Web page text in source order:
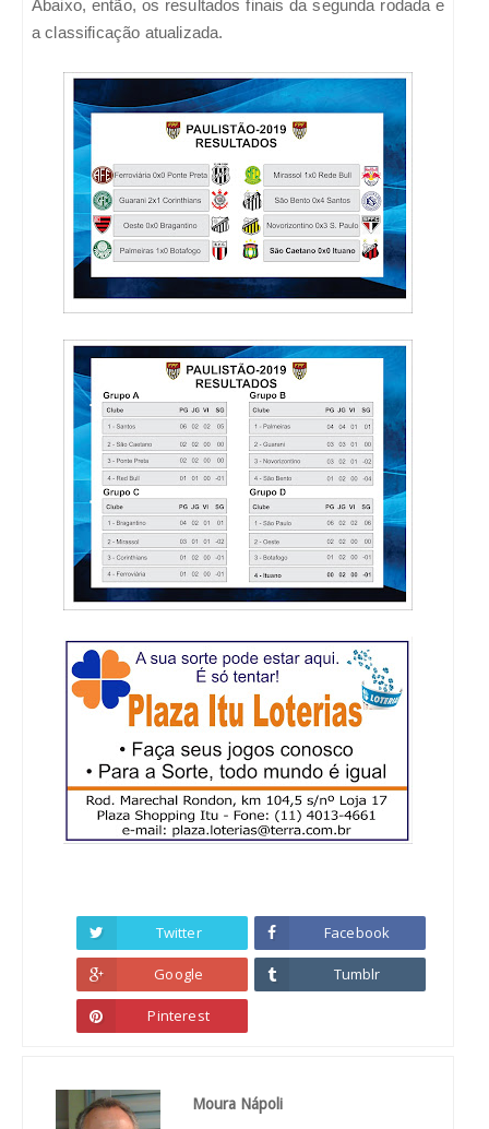
Abaixo, então, os resultados finais da segunda rodada e
a classificação atualizada.
Twitter Facebook
Google Tumblr
Pinterest
Moura Nápoli